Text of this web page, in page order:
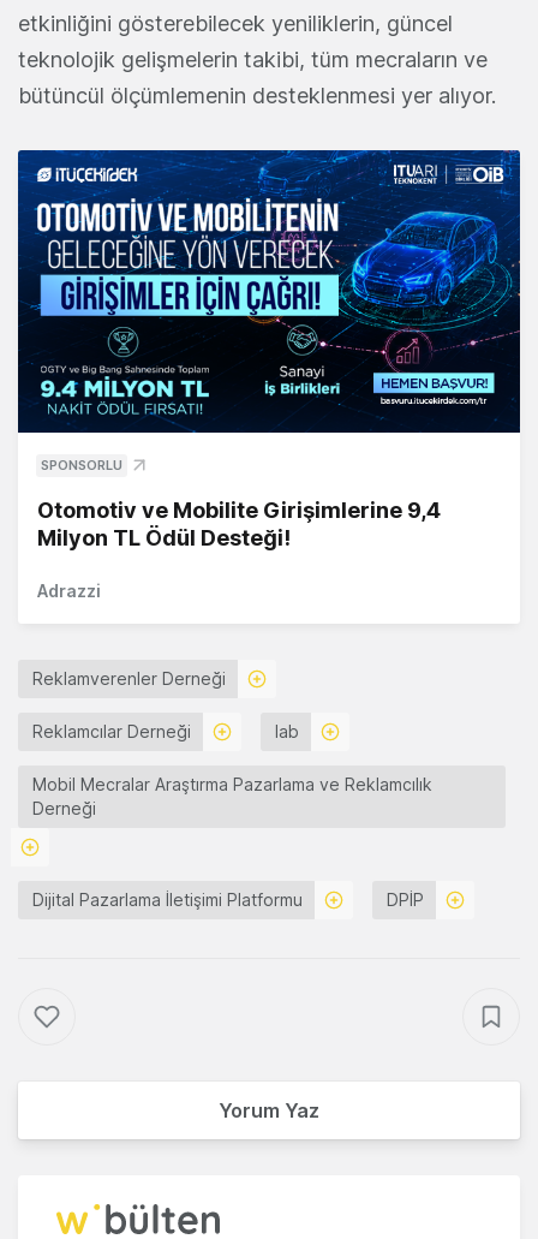
etkinliğini gösterebilecek yeniliklerin, güncel
teknolojik gelişmelerin takibi, tüm mecraların ve
bütüncül ölçümlemenin desteklenmesi yer alıyor.
SPONSORLU
Otomotiv ve Mobilite Girişimlerine 9,4
Milyon TL Ödül Desteği!
Adrazzi
Reklamverenler Derneği
Reklamcılar Derneği Iab
Mobil Mecralar Araştırma Pazarlama ve Reklamcılık
Derneği
Dijital Pazarlama İletişimi Platformu DPİP
Yorum Yaz